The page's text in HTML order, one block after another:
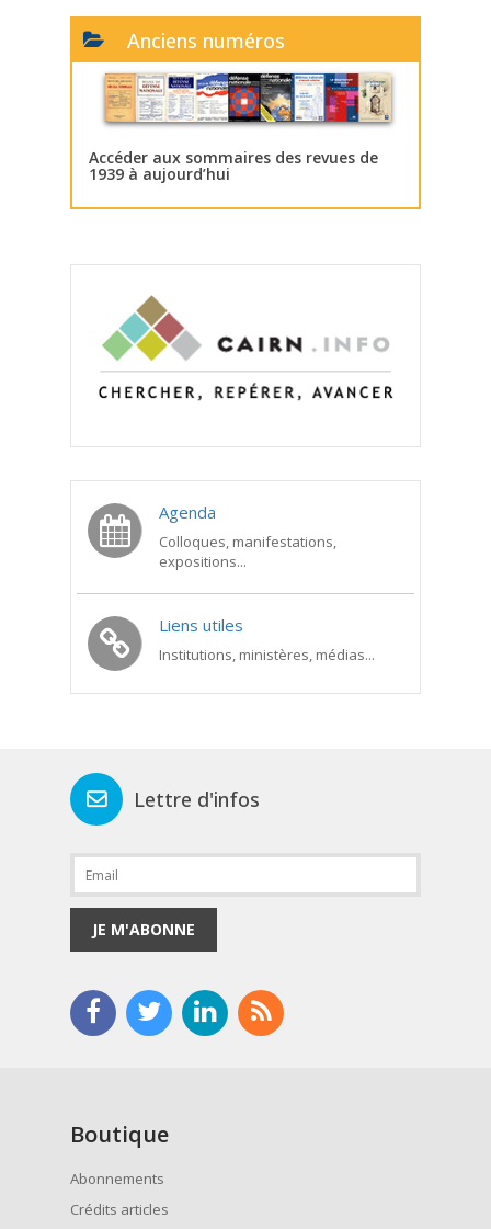
Anciens numéros
Accéder aux sommaires des revues de
1939 à aujourd’hui
Agenda
Colloques, manifestations,
expositions...
Liens utiles
Institutions, ministères, médias...
Lettre d'infos
JE M'ABONNE
Boutique
Abonnements
Crédits articles